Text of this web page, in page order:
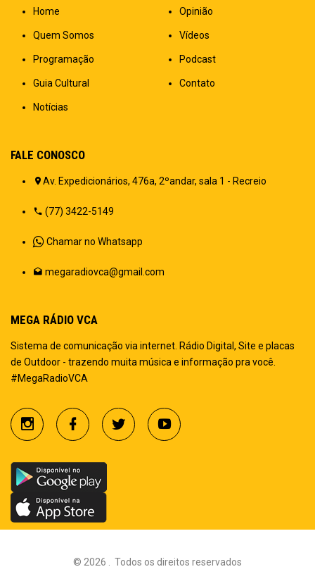
Home
Quem Somos
Programação
Guia Cultural
Notícias
Opinião
Vídeos
Podcast
Contato
FALE CONOSCO
Av. Expedicionários, 476a, 2ºandar, sala 1 - Recreio
(77) 3422-5149
Chamar no Whatsapp
megaradiovca@gmail.com
MEGA RÁDIO VCA
Sistema de comunicação via internet. Rádio Digital, Site e placas
de Outdoor - trazendo muita música e informação pra você.
#MegaRadioVCA
© 2026 Todos os direitos reservados